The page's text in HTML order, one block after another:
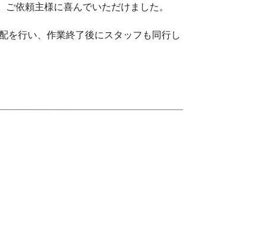
依頼主様に喜んでいただけました。
を行い、作業終了後にスタッフも同行し